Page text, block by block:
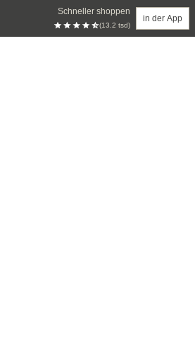
Schneller shoppen
(13.2 tsd)
in der App